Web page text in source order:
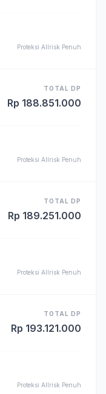
Proteksi Allrisk Penuh
TOTAL DP
Rp 188.851.000
Proteksi Allrisk Penuh
TOTAL DP
Rp 189.251.000
Proteksi Allrisk Penuh
TOTAL DP
Rp 193.121.000
Proteksi Allrisk Penuh